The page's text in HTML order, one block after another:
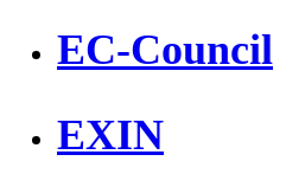
EC-Council
EXIN